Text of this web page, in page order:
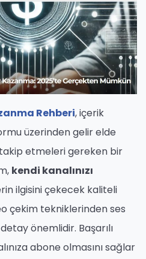
Rehberi, içerik
üzerinden gelir elde
etmeleri gereken bir
kendi kanalınızı
ilgisini çekecek kaliteli
çekim tekniklerinden ses
önemlidir. Başarılı
abone olmasını sağlar